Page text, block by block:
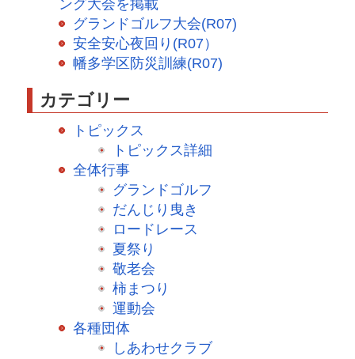
ング大会を掲載
グランドゴルフ大会(R07)
安全安心夜回り(R07）
幡多学区防災訓練(R07)
カテゴリー
トピックス
トピックス詳細
全体行事
グランドゴルフ
だんじり曳き
ロードレース
夏祭り
敬老会
柿まつり
運動会
各種団体
しあわせクラブ